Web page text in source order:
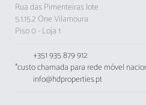
golfe como o Dom Pedro
próximos para os amantes
internet Wi-Fi e um lugar
privado em garagem. Uma
desfrutar de momentos ao
Rua das Pimenteiras lote
5.1.15.2 One Vilamoura
Piso 0 - Loja 1
+351 935 879 912
*custo chamada para rede móvel
info@hdproperties.pt